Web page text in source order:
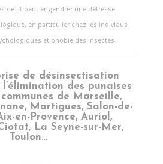
de lit peut engendrer une détresse
en particulier chez les individus
et phobie des insectes.
de désinsectisation
des punaises
de Marseille,
Martigues, Salon-de-
en-Provence, Auriol,
La Seyne-sur-Mer,
Toulon…